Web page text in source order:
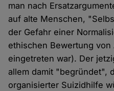
man nach
auf alte Menschen,
der Gefahr einer
ethischen Bewertung
eingetreten war). Der
allem damit "begründet",
organisierter Suizidhilfe